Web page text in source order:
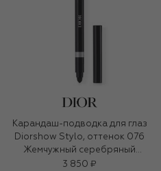
Карандаш-подводка для глаз
Diorshow Stylo, оттенок 076
Жемчужный серебряный
(0,3g)
3 850 ₽